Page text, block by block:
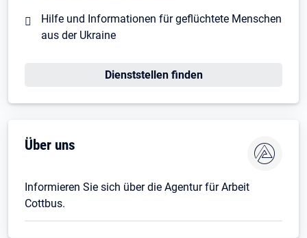
Hilfe und Informationen für geflüchtete Menschen
aus der Ukraine
Dienststellen finden
Über uns
Informieren Sie sich über die Agentur für Arbeit
Cottbus.